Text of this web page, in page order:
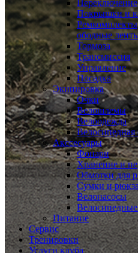
Переключение
Покрышки и
ободные
Тормоза
Трансмиссия
Управление
Посадка
Экипировка
Очки
Велошлемы
Велоодежда
Велосипедная
Акссесуары
Фонари
Хранение и
Обмотки для
Сумки и
Велонасосы
Питание
Сервис
Тренировки
Услуги клуба